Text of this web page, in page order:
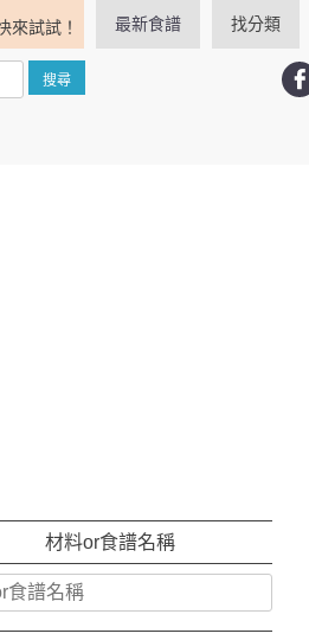
來試試！ 最新食譜 找分類
材料or食譜名稱